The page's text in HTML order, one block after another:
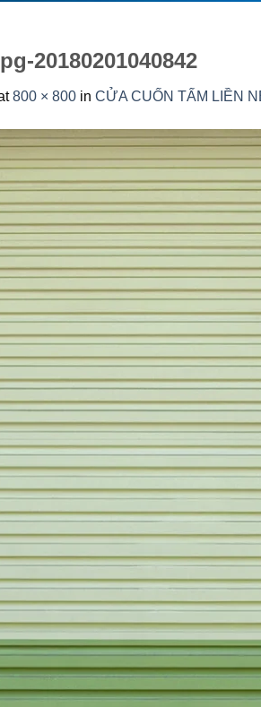
20180201040842
800 × 800 in CỬA CUỐN TẤM LIỀN